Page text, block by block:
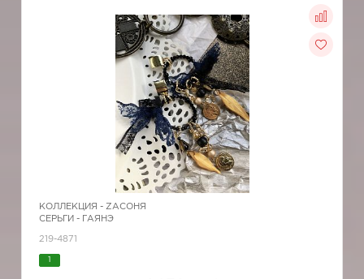
КОЛЛЕКЦИЯ - ZAСОНЯ
СЕРЬГИ - ГАЯНЭ
219-4871